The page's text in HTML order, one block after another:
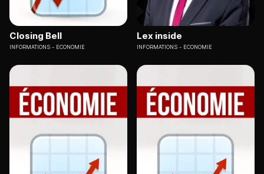
Closing Bell
INFORMATIONS ECONOMIE
Lex inside
INFORMATIONS ECONOMIE